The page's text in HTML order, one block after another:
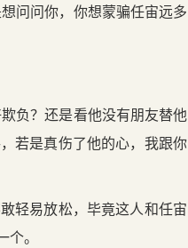
问问你，你想蒙骗任宙远多
负？还是看他没有朋友替他
若是真伤了他的心，我跟你
轻易放松，毕竟这人和任宙
。